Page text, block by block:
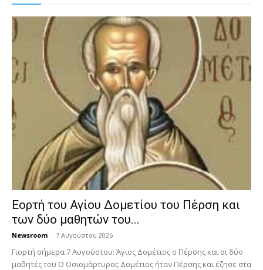
Εορτή του Αγίου Δομετίου του Πέρση και
των δύο μαθητών του...
Newsroom - 7 Αυγούστου 2026
Γιορτή σήμερα 7 Αυγούστου: Άγιος Δομέτιος ο Πέρσης και οι δύο
μαθητές του Ο Oσιομάρτυρας Δομέτιος ήταν Πέρσης και έζησε στα